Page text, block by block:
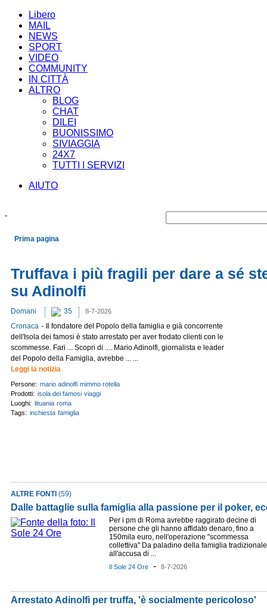
Libero
MAIL
NEWS
SPORT
VIDEO
COMMUNITY
IN CITTÀ
ALTRO
BLOG
CHAT
DILEI
BUONISSIMO
SIVIAGGIA
24X7
TUTTI I SERVIZI
AIUTO
Prima pagina
Truffava i più fragili per dare a sé
su Adinolfi
Domani 35 8-7-2026
Cronaca -
Il fondatore del Popolo della famiglia e già concorrente
dell'Isola dei famosi è stato arrestato per aver frodato clienti con le
scommesse. Fari ... Scopri di .... Mario Adinolfi, giornalista e leader
del Popolo della Famiglia, avrebbe ... ...
Leggi la notizia
Persone: mario adinolfi mimmo rotella
Prodotti: isola dei famosi viaggi
Luoghi: lituania roma
Tags: inchiesta famiglia
ALTRE FONTI (59)
Dalle battaglie sulla famiglia alla passione per il poker,
Per i pm di Roma avrebbe raggirato decine di
persone che gli hanno affidato denaro, fino a
150mila euro, nell'operazione "scommessa
collettiva" Da paladino della famiglia tradizionale
all'accusa di ...
Il Sole 24 Ore - 8-7-2026
Arrestato Adinolfi per truffa, 'è socialmente pericoloso'